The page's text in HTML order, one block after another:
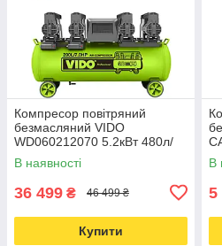
Компресор повітряний
безмасляний VIDO
WD060212070 5.2кВт 480л/
хвл 200л 8бар
В наявності
36 499 ₴ 46 499 ₴
Купити
В
5